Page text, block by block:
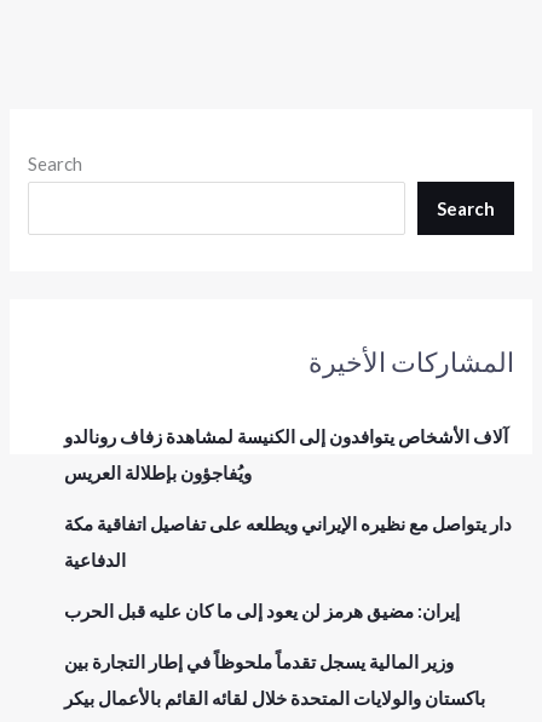
Search
Search
المشاركات الأخيرة
آلاف الأشخاص يتوافدون إلى الكنيسة لمشاهدة زفاف رونالدو
ويُفاجؤون بإطلالة العريس
دار يتواصل مع نظيره الإيراني ويطلعه على تفاصيل اتفاقية مكة
الدفاعية
إيران: مضيق هرمز لن يعود إلى ما كان عليه قبل الحرب
وزير المالية يسجل تقدماً ملحوظاً في إطار التجارة بين
باكستان والولايات المتحدة خلال لقائه القائم بالأعمال بيكر